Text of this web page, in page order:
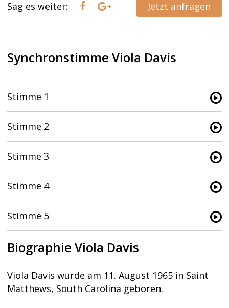
Sag es weiter: Jetzt anfragen
Synchronstimme Viola Davis
Stimme 1
Stimme 2
Stimme 3
Stimme 4
Stimme 5
Biographie Viola Davis
Viola Davis wurde am 11. August 1965 in Saint
Matthews, South Carolina geboren.